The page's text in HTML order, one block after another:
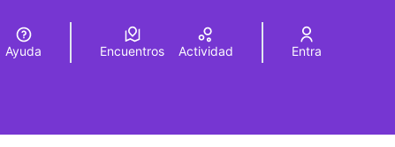
Elegir el idioma Choose language
Ayuda Encuentros Actividad Entra